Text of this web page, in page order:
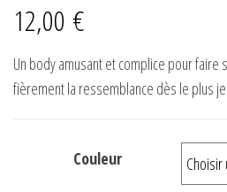
12,00 €
Un body amusant et complice pour
fièrement la ressemblance dès le plus
Couleur